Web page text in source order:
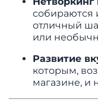
собираются
отличный
или
Развитие
которым,
магазине, и